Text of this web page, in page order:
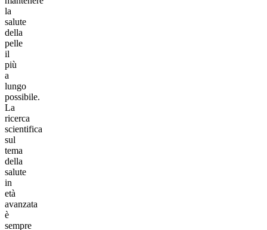
la
salute
della
pelle
il
più
a
lungo
possibile.
La
ricerca
scientifica
sul
tema
della
salute
in
età
avanzata
è
sempre